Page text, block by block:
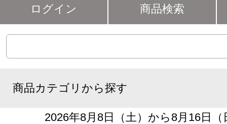
ログイン 商品検索
商品カテゴリから探す
2026年8月8日（土）から8月16日